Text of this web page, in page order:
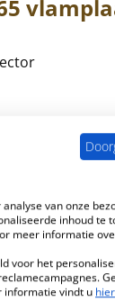
van onze
inhoud te
meer informatie
voor het
informatie vindt u hier